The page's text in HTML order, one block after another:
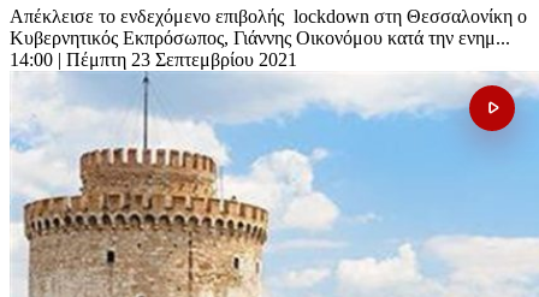
Απέκλεισε το ενδεχόμενο επιβολής lockdown στη Θεσσαλονίκη ο
Κυβερνητικός Εκπρόσωπος, Γιάννης Οικονόμου κατά την ενημ...
14:00 | Πέμπτη 23 Σεπτεμβρίου 2021